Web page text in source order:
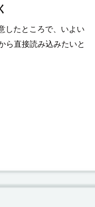
したところで、いよい
ら直接読み込みたいと